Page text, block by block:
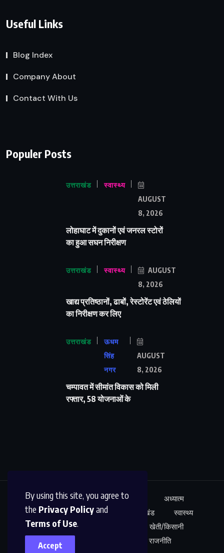
By using this site, you agree to
the Privacy Policyand
Terms of Use.
Accept
Useful Links
Blog Index
Company About
Contact With Us
Populer Posts
उत्तराखंड स्वास्थ्य
AUGUST
8, 2026
लोहाघाट में दुकानों एवं जनरल स्टोरों
का हुआ सघन निरीक्षण
उत्तराखंड स्वास्थ्य
AUGUST
8, 2026
खाद्य प्रतिष्ठानों, ढाबों, रेस्टोरेंट एवं ठेलियों
का निरीक्षण कर लिए
उत्तराखंड
ऊधम
सिंह
नगर
AUGUST
8, 2026
चम्पावत में सीमांत विकास को मिली
रफ्तार, 58 योजनाओं के
ऊधम सिंह नगर अंतर्राष्ट्रीय
अध्यात्म
कारोबार
अपराध साहित्य उत्तराखंड
स्वास्थ्य
नेशनल न्यूज़
खेल
खेती/किसानी
शोध/आविष्कार
राजनीति